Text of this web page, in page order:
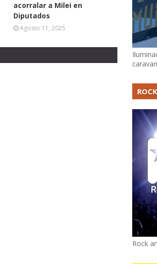
acorralar a Milei en
Diputados
Agosto 11, 2025
Rock